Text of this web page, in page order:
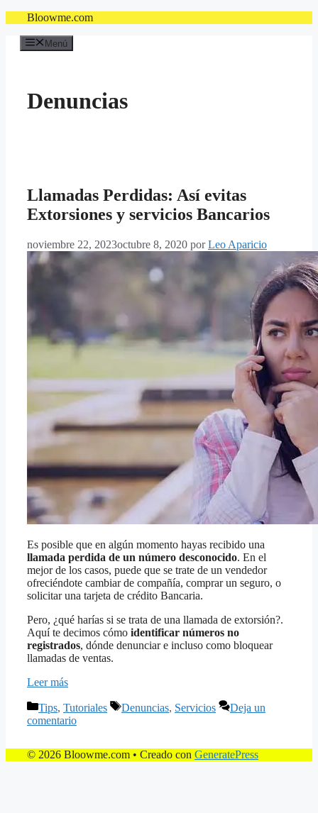
Saltar
contenido
Bloowme.com
Menú
Denuncias
Llamadas Perdidas: Así evitas
Extorsiones y servicios Bancarios
noviembre 22, 2023octubre 8, 2020 porLeo Aparicio
Es posible que en algún momento hayas recibido una
llamada perdida de un número desconocido. En el
mejor de los casos, puede que se trate de un vendedor
ofreciéndote cambiar de compañía, comprar un seguro, o
solicitar una tarjeta de crédito Bancaria.
Pero, ¿qué harías si se trata de una llamada de extorsión?.
Aquí te decimos cómo identificar números no
registrados, dónde denunciar e incluso como bloquear
llamadas de ventas.
Leer más
Categorías
Tips, Tutoriales Etiquetas
Denuncias, Servicios
Deja un
comentario
© 2026 Bloowme.com • Creado con GeneratePress